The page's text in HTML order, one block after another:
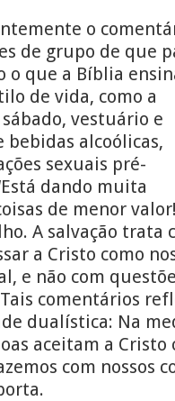
o
de grupo de que
o que a Bíblia
de vida, como a
vestuário e
bebidas alcoólicas,
sexuais pré-
dando muita
de menor
A salvação trata
a Cristo como
e não com
comentários
dualística: Na
aceitam a Cristo
com nossos